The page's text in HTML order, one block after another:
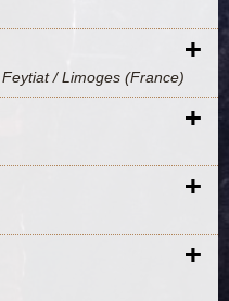
Feytiat / Limoges (France)+
+
+
+